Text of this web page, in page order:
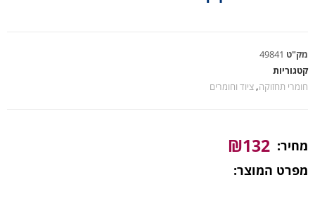
מק"ט 49841
קטגוריות
חומרי תחזוקה,ציוד וחומרים
מחיר: ₪132
מפרט המוצר: